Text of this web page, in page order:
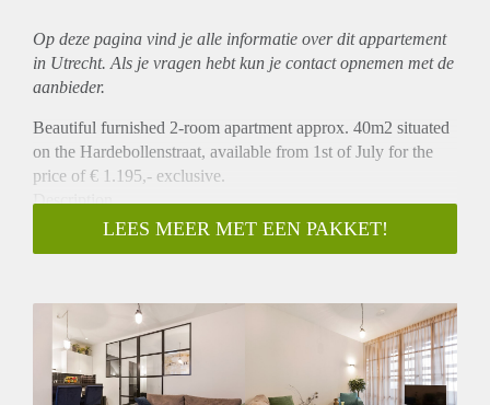
Op deze pagina vind je alle informatie over ditappartement
in Utrecht. Als je vragen hebt kun je contact opnemen met de
aanbieder.
Beautiful furnished 2-room apartment approx. 40m2 situated
on the Hardebollenstraat, available from 1st of July for the
price of € 1.195,- exclusive.
Description
The apartment is located on the ground floor and features a
small patio which can be broadened by opening two large
kitchen, bathroom with shower, washing facilities. The City
District Apartment is located on the ground floor. It is a one-
bedroom apartment.
Location
LEES MEER MET EEN PAKKET!